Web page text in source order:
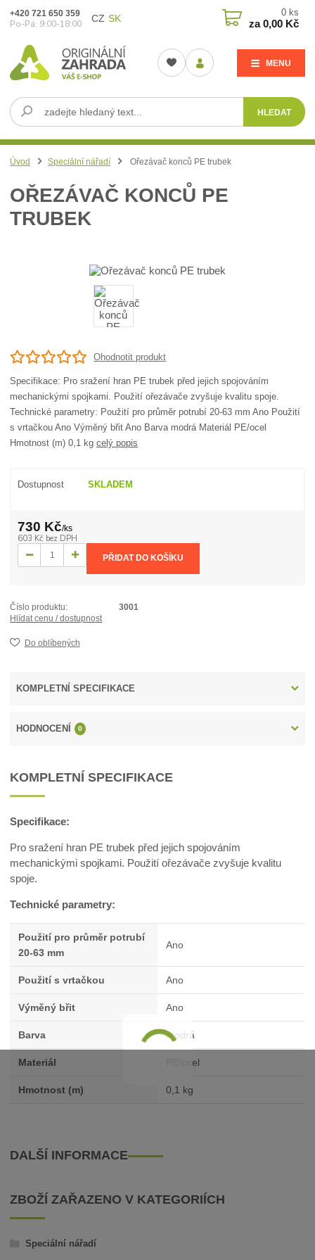
CZ SK
MENU
HLEDAT
+420 721 650 359
Po-Pá: 9:00-18:00
0 ks
za0,00 Kč
Úvod Speciální nářadí Ořezávač konců PE trubek
OŘEZÁVAČ KONCŮ PE
TRUBEK
Ohodnotit produkt
Specifikace: Pro sražení hran PE trubek před jejich spojováním
mechanickými spojkami. Použití ořezávače zvyšuje kvalitu spoje.
Technické parametry: Použití pro průměr potrubí 20-63 mm Ano Použití
s vrtačkou Ano Výměný břit Ano Barva modrá Materiál PE/ocel
Hmotnost (m) 0,1 kgcelý popis
Dostupnost SKLADEM
730 Kč/ks
603 Kč bez DPH
PŘIDAT DO KOŠÍKU
Číslo produktu:
3001
Hlídat cenu / dostupnost
Do oblíbených
KOMPLETNÍ SPECIFIKACE
HODNOCENÍ 0
KOMPLETNÍ SPECIFIKACE
Specifikace:
Pro sražení hran PE trubek před jejich spojováním
mechanickými spojkami. Použití ořezávače zvyšuje kvalitu
spoje.
Technické parametry:
Použití pro průměr potrubí
20-63 mm
Ano
Použití s vrtačkou Ano
Výměný břit Ano
Barva modrá
Materiál PE/ocel
Hmotnost (m) 0,1 kg
DALŠÍ INFORMACE
ZBOŽÍ ZAŘAZENO V KATEGORIÍCH
Speciální nářadí